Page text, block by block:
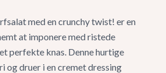
med en crunchy twist! er en
at imponere med ristede
perfekte knas. Denne hurtige
og druer i en cremet dressing